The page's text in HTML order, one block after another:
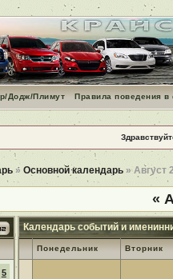
Додж/Плимут Правила поведения
» Основной календарь» Август
«
5
Календарь событий и
Понедельник Вторник